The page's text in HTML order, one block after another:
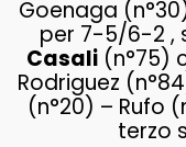
Goenaga
per 7-5/6-2 ,
Casali(n°75)
Rodriguez
(n°20) – Rufo
terzo